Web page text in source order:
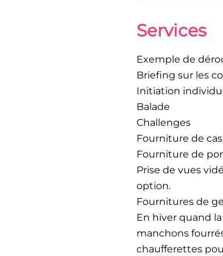
Services
Exemple de
Briefing sur les
Initiation
Balade
Challenges
Fourniture de
Fourniture de
Prise de vues
option.
Fournitures de
En hiver quand
manchons
chaufferettes